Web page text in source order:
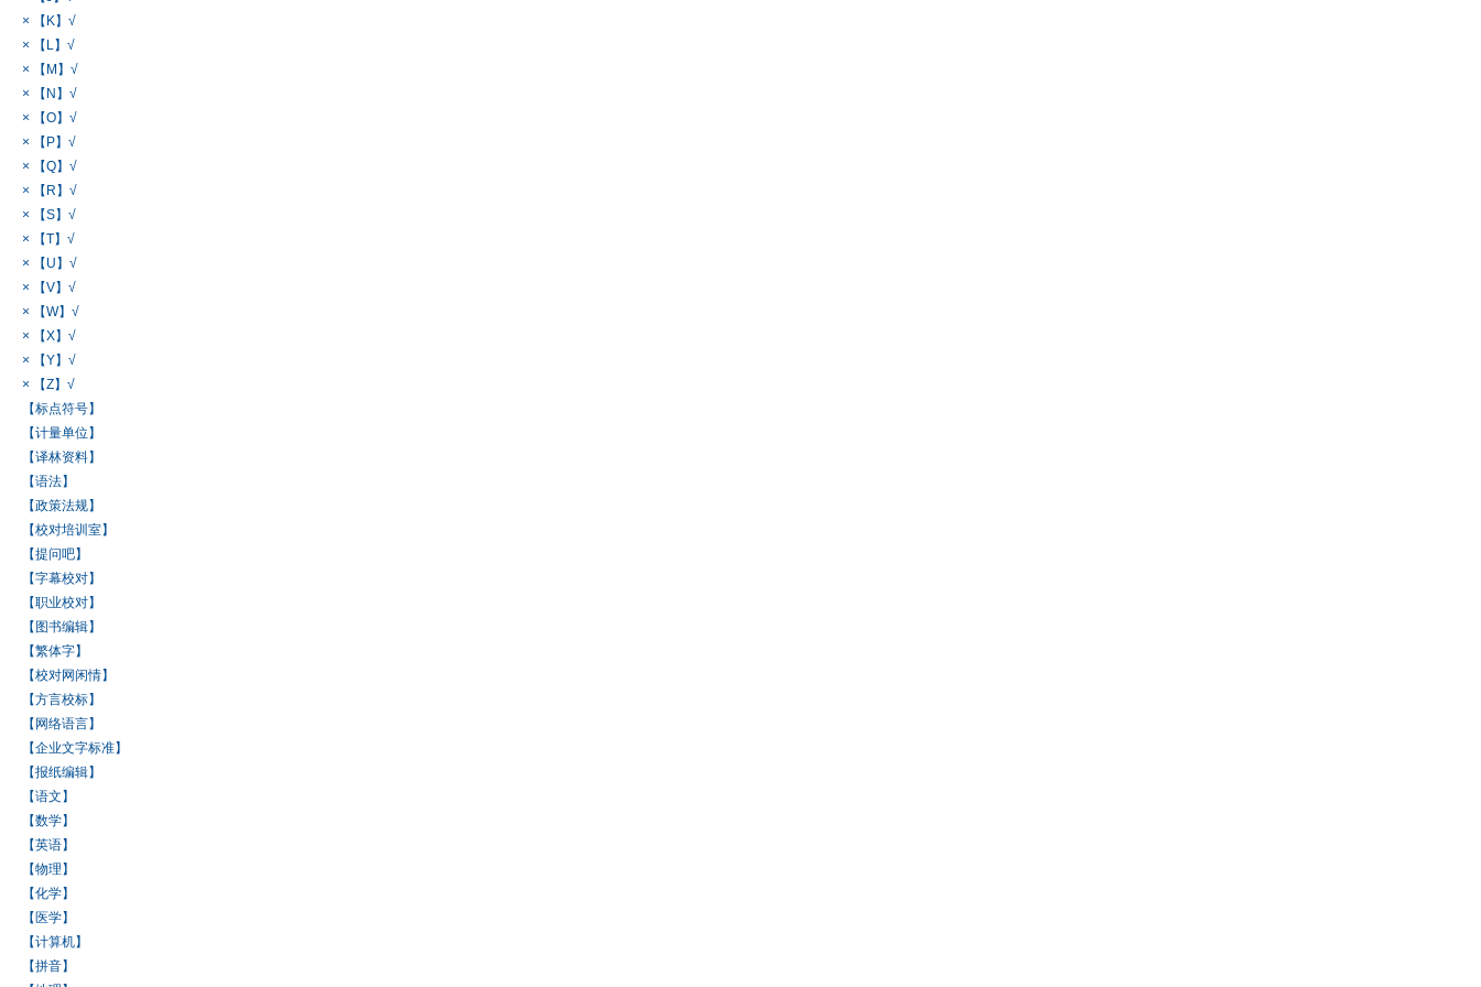
× 【K】√
× 【L】√
× 【M】√
× 【N】√
× 【O】√
× 【P】√
× 【Q】√
× 【R】√
× 【S】√
× 【T】√
× 【U】√
× 【V】√
× 【W】√
× 【X】√
× 【Y】√
× 【Z】√
【标点符号】
【计量单位】
【译林资料】
【语法】
【政策法规】
【校对培训室】
【提问吧】
【字幕校对】
【职业校对】
【图书编辑】
【繁体字】
【校对网闲情】
【方言校标】
【网络语言】
【企业文字标准】
【报纸编辑】
【语文】
【数学】
【英语】
【物理】
【化学】
【医学】
【计算机】
【拼音】